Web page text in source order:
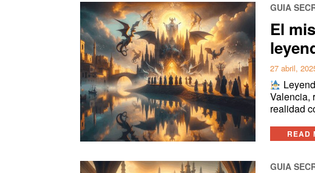
GUIA
El
27 abril,
Valencia,
realidad
READ
GUIA